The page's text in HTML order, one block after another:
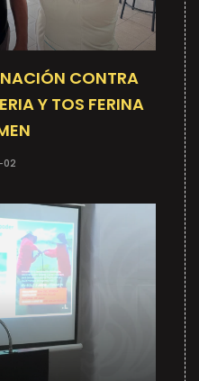
CONTRA
Y TOS FERINA